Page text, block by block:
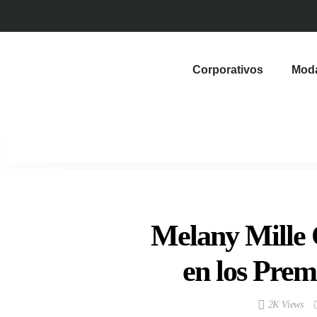
Corporativos
Melany Mille
en los
2K Views